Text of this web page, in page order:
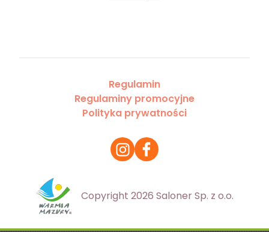
Regulamin
Regulaminy promocyjne
Polityka prywatności
Copyright 2026 Saloner Sp. z o.o.